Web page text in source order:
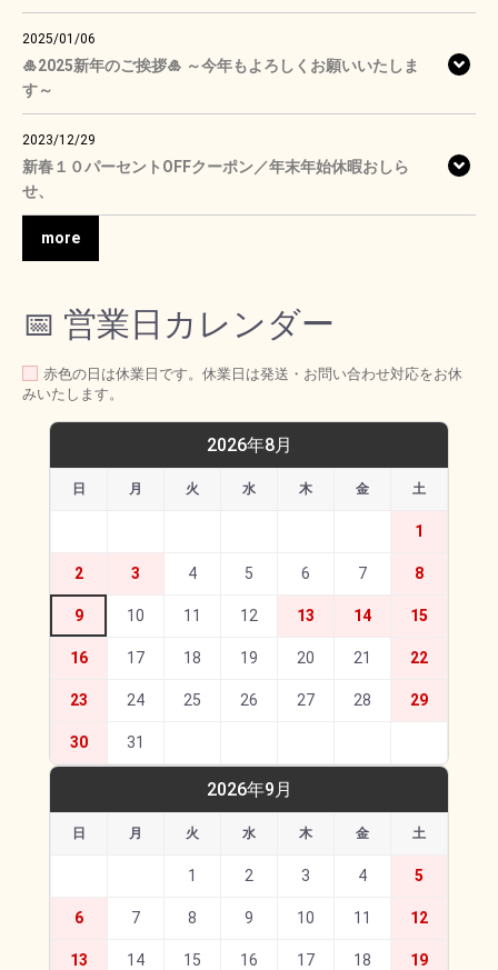
2025/01/06
🎍2025新年のご挨拶🎍 ～今年もよろしくお願いいたしま
す～
2023/12/29
新春１０パーセントOFFクーポン／年末年始休暇おしら
せ、
more
📅 営業日カレンダー
赤色の日は休業日です。休業日は発送・お問い合わせ対応をお休
みいたします。
2026年8月
日 月 火 水 木 金 土
1
2 3 4 5 6 7 8
9 10 11 12 13 14 15
16 17 18 19 20 21 22
23 24 25 26 27 28 29
30 31
2026年9月
日 月 火 水 木 金 土
1 2 3 4 5
6 7 8 9 10 11 12
13 14 15 16 17 18 19